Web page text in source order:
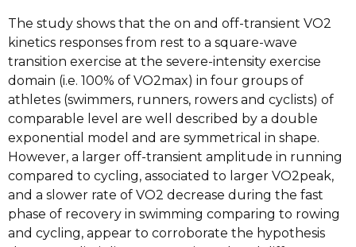
The study shows that the on and off-transient VO2
kinetics responses from rest to a square-wave
transition exercise at the severe-intensity exercise
domain (i.e. 100% of VO2max) in four groups of
athletes (swimmers, runners, rowers and cyclists) of
comparable level are well described by a double
exponential model and are symmetrical in shape.
However, a larger off-transient amplitude in running
compared to cycling, associated to larger VO2peak,
and a slower rate of VO2 decrease during the fast
phase of recovery in swimming comparing to rowing
and cycling, appear to corroborate the hypothesis